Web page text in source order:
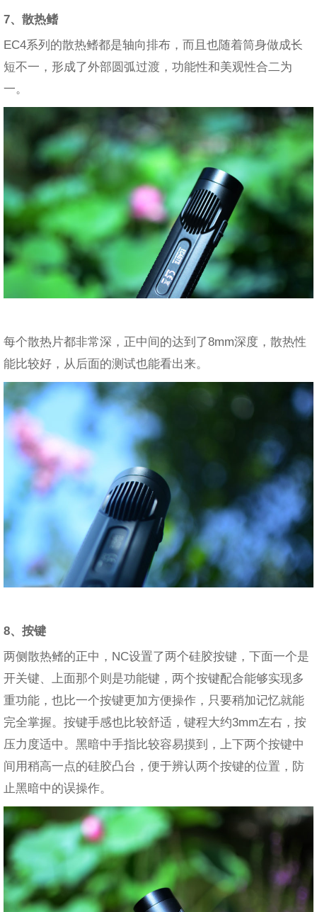
7、散热鳍
EC4系列的散热鳍都是轴向排布，而且也随着筒身做成长
短不一，形成了外部圆弧过渡，功能性和美观性合二为
一。
每个散热片都非常深，正中间的达到了8mm深度，散热性
能比较好，从后面的测试也能看出来。
8、按键
两侧散热鳍的正中，NC设置了两个硅胶按键，下面一个是
开关键、上面那个则是功能键，两个按键配合能够实现多
重功能，也比一个按键更加方便操作，只要稍加记忆就能
完全掌握。按键手感也比较舒适，键程大约3mm左右，按
压力度适中。黑暗中手指比较容易摸到，上下两个按键中
间用稍高一点的硅胶凸台，便于辨认两个按键的位置，防
止黑暗中的误操作。